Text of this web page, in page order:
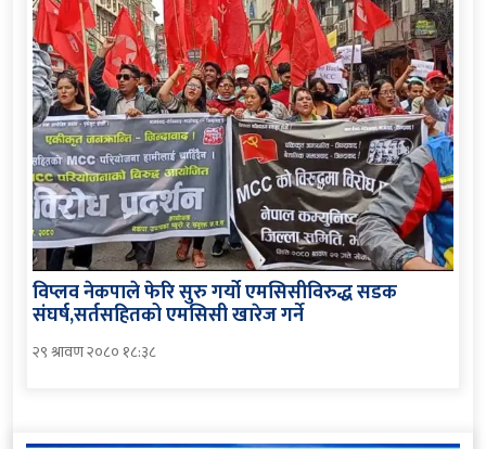
विप्लव नेकपाले फेरि सुरु गर्यो एमसिसीविरुद्ध सडक
संघर्ष,सर्तसहितको एमसिसी खारेज गर्ने
२९ श्रावण २०८० १८:३८